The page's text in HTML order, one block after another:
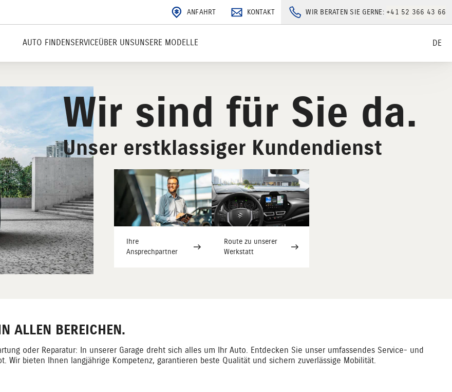
ANFAHRT KONTAKT WIR BERATEN SIE GERNE: +41 52 366 43 66
AUTO FINDENSERVICEÜBER UNSUNSERE MODELLE DE
Wir sind für Sie da.
Unser erstklassiger Kundendienst
Ihre
Ansprechpartner
Route zu unserer
Werkstatt
ALLEN BEREICHEN.
oder Reparatur: In unserer Garage dreht sich alles um Ihr Auto. Entdecken Sie unser umfassendes Service- und
Wir bieten Ihnen langjährige Kompetenz, garantieren beste Qualität und sichern zuverlässige Mobilität.